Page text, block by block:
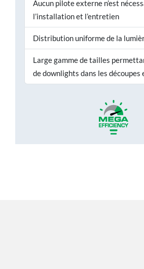
Aucun pilote externe n’est
l’installation et l’entretien
Distribution uniforme de la
Large gamme de tailles
de downlights dans les découpes